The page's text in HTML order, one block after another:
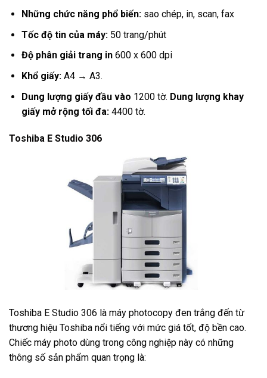
Những chức năng phổ biến: sao chép, in, scan, fax
Tốc độ tin của máy:50 trang/phút
Độ phân giải trang in600 x 600 dpi
Khổ giấy:A4 → A3.
Dung lượng giấy đầu vào 1200 tờ. Dung lượng khay
giấy mở rộng tối đa:4400 tờ.
Toshiba E Studio 306
Toshiba E Studio 306 là máy photocopy đen trắng đến từ
thương hiệu Toshiba nổi tiếng với mức giá tốt, độ bền cao.
Chiếc máy photo dùng trong công nghiệp này có những
thông số sản phẩm quan trọng là: